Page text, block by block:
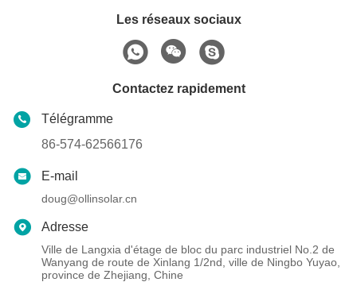
Les réseaux sociaux
Contactez rapidement
Télégramme
86-574-62566176
E-mail
doug@ollinsolar.cn
Adresse
Ville de Langxia d'étage de bloc du parc industriel No.2 de
Wanyang de route de Xinlang 1/2nd, ville de Ningbo Yuyao,
province de Zhejiang, Chine